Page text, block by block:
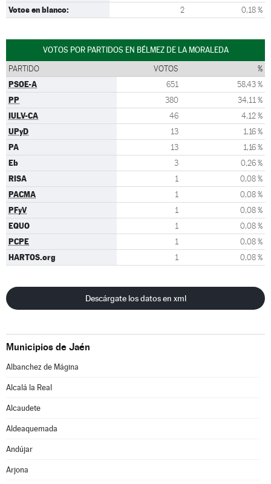
Votos en blanco: 2 0,18 %
VOTOS POR PARTIDOS EN BÉLMEZ DE LA MORALEDA
PARTIDO VOTOS %
PSOE-A 651 58,43 %
PP 380 34,11 %
IULV-CA 46 4,12 %
UPyD 13 1,16 %
PA 13 1,16 %
Eb 3 0,26 %
RISA 1 0,08 %
PACMA 1 0,08 %
PFyV 1 0,08 %
EQUO 1 0,08 %
PCPE 1 0,08 %
HARTOS.org 1 0,08 %
Descárgate los datos en xml
Municipios de Jaén
Albanchez de Mágina
Alcalá la Real
Alcaudete
Aldeaquemada
Andújar
Arjona